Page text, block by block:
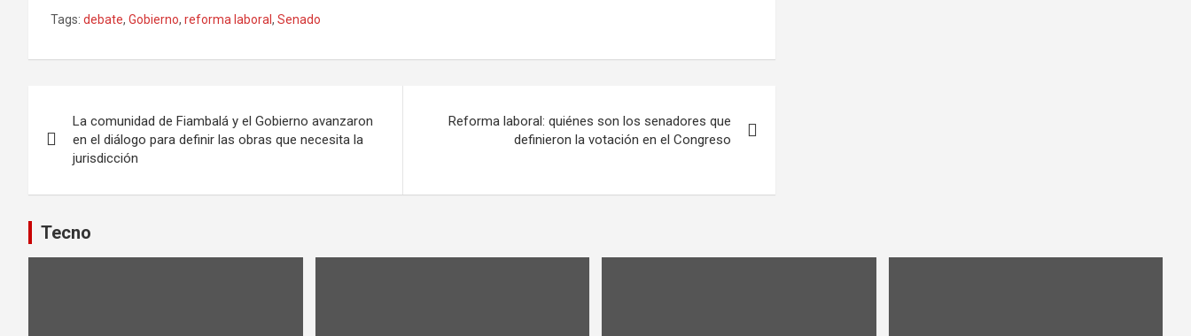
Tags: debate, Gobierno, reforma laboral , Senado
de
entradas
La comunidad de Fiambalá y el Gobierno avanzaron
en el diálogo para definir las obras que necesita la
jurisdicción
Reforma laboral: quiénes son los senadores que
definieron la votación en el Congreso
Tecno